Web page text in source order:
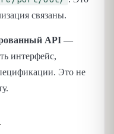
связаны.
API —
интерфейс,
Это не